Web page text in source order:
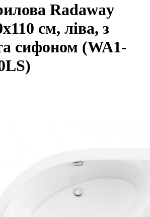
Radaway
см, ліва, з
сифоном (WA1-